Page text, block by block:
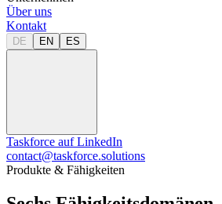
Über uns
Kontakt
DE EN ES
Taskforce auf LinkedIn
contact@taskforce.solutions
Produkte & Fähigkeiten